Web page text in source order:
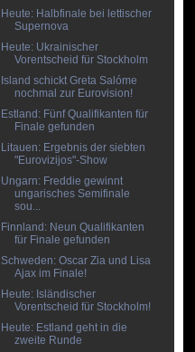
Heute: Halbfinale bei lettischer
Supernova
Heute: Ukrainischer
Vorentscheid für Stockholm
Island schickt Greta Salóme
nochmal zur Eurovision!
Estland: Fünf Qualifikanten für
Finale gefunden
Litauen: Ergebnis der siebten
"Eurovizijos"-Show
Ungarn: Freddie gewinnt
ungarisches Semifinale
sou...
Finnland: Neun Qualifikanten
für Finale gefunden
Schweden: Oscar Zia und Lisa
Ajax im Finale!
Heute: Isländischer
Vorentscheid für Stockholm!
Heute: Estland geht in die
zweite Runde